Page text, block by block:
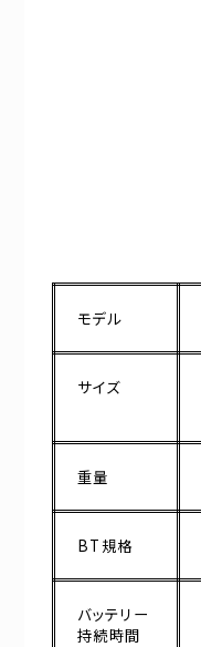
モデル
サイズ
重量
BT規格
バッテリー
持続時間